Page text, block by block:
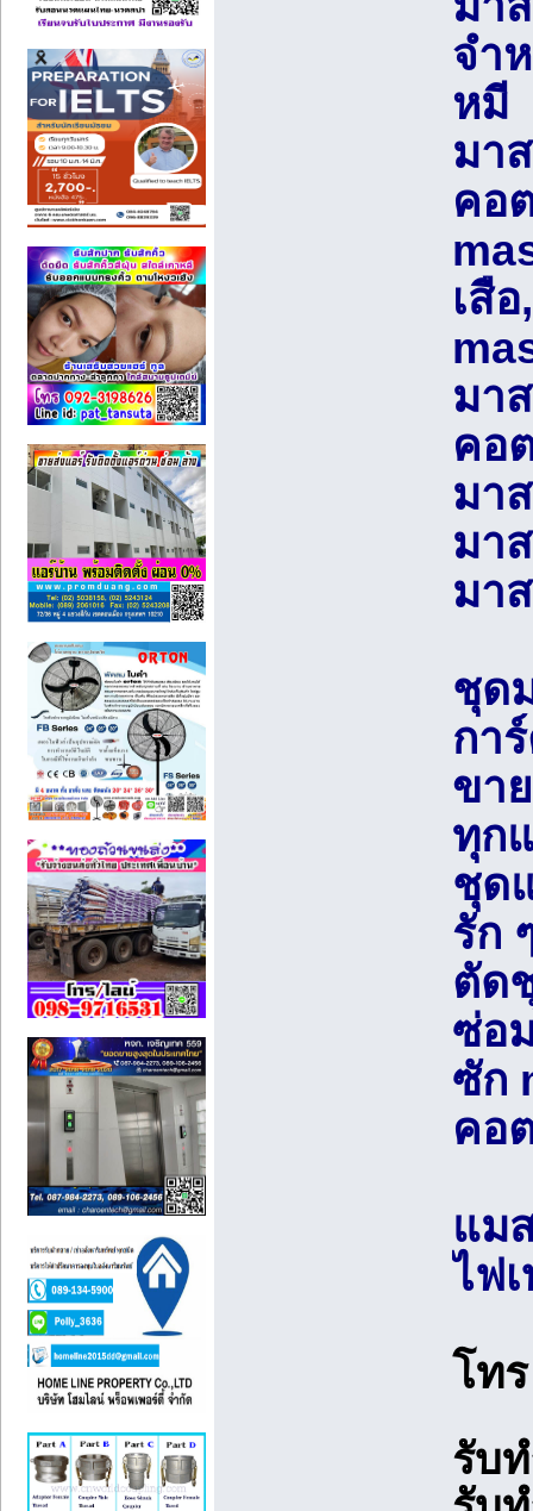
จำ
หมี
มา
คอ
เสือ,
มา
คอ
มา
มา
มา
ชุด
กา
ขา
ทุก
ชุด
รัก
ตัด
ซ่อ
ซัก
คอ
แม
ไฟ
โท
รับ